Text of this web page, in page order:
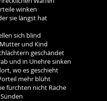
hat
blind
Kind
geschändet
Unehre sinken
geschieht
blüht
nicht Rache